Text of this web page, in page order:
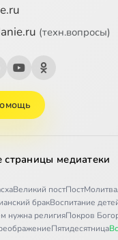
(техн.вопросы)
страницы медиатеки
Великий постПостМолитва
бракВоспитание
нужна религияПокров
Пятидесятница